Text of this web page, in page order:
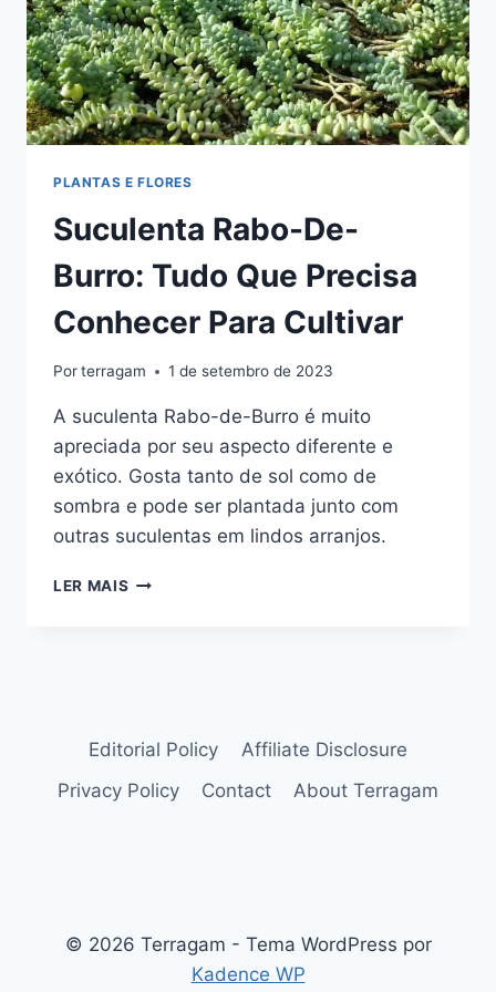
PLANTAS E FLORES
Suculenta Rabo-De-
Burro: Tudo Que Precisa
Conhecer Para Cultivar
Porterragam 1 de setembro de 2023
A suculenta Rabo-de-Burro é muito
apreciada por seu aspecto diferente e
exótico. Gosta tanto de sol como de
sombra e pode ser plantada junto com
outras suculentas em lindos arranjos.
LER MAIS SUCULENTA
CONHECER
CULTIVAR
Editorial Policy
Affiliate Disclosure
Privacy Policy
Contact About Terragam
© 2026 Terragam - Tema WordPress por
Kadence WP